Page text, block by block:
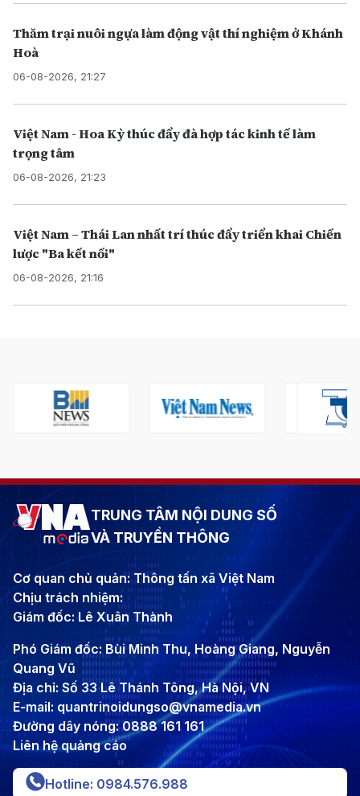
Thăm trại nuôi ngựa làm động vật thí nghiệm ở Khánh
Hoà
06-08-2026, 21:27
Việt Nam - Hoa Kỳ thúc đẩy đà hợp tác kinh tế làm
trọng tâm
06-08-2026, 21:23
Việt Nam – Thái Lan nhất trí thúc đẩy triển khai Chiến
lược "Ba kết nối"
06-08-2026, 21:16
TRUNG TÂM NỘI DUNG SỐ
VÀ TRUYỀN THÔNG
Cơ quan chủ quản: Thông tấn xã Việt Nam
Chịu trách nhiệm:
Giám đốc: Lê Xuân Thành
Phó Giám đốc: Bùi Minh Thu, Hoàng Giang, Nguyễn
Quang Vũ
Địa chỉ: Số 33 Lê Thánh Tông, Hà Nội, VN
E-mail: quantrinoidungso@vnamedia.vn
Đường dây nóng: 0888 161 161
Liên hệ quảng cáo
Hotline: 0984.576.988